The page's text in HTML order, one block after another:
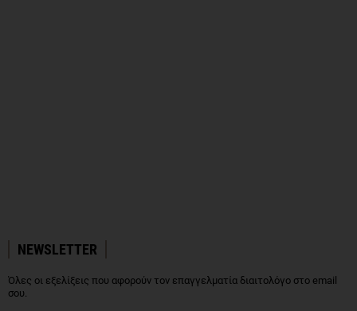
NEWSLETTER
Όλες οι εξελίξεις που αφορούν τον επαγγελματία διαιτολόγο στο email
σου.